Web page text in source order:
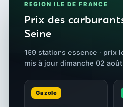
RÉGION ILE DE FRANCE
Prix des
Seine
159 stations essence · prix
mis à jour dimanche 02
Gazole